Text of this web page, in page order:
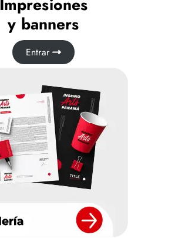
Impresiones
y banners
Entrar